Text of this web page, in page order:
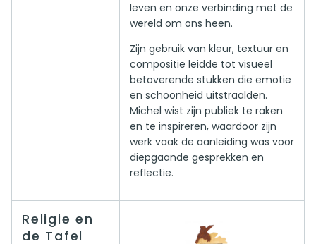
leven en onze verbinding met de
wereld om ons heen.
Zijn gebruik van kleur, textuur en
compositie leidde tot visueel
betoverende stukken die emotie
en schoonheid uitstraalden.
Michel wist zijn publiek te raken
en te inspireren, waardoor zijn
werk vaak de aanleiding was voor
diepgaande gesprekken en
reflectie.
Religie en
de Tafel